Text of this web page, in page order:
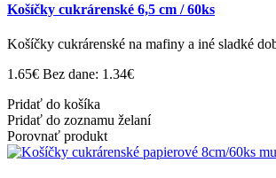
Košíčky cukrárenské 6,5 cm / 60ks
Košíčky cukrárenské na mafiny a iné sladké
1.65€ Bez dane: 1.34€
Pridať do košíka
Pridať do zoznamu želaní
Porovnať produkt